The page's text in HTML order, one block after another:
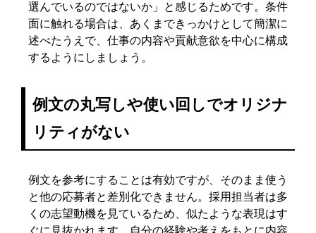
選んでいるのではないか」と感じるためです。条件
面に触れる場合は、あくまできっかけとして簡潔に
述べたうえで、仕事の内容や貢献意欲を中心に構成
するようにしましょう。
例文の丸写しや使い回しでオリジナ
リティがない
例文を参考にすることは有効ですが、そのまま使う
と他の応募者と差別化できません。採用担当者は多
くの志望動機を見ているため、似たような表現はす